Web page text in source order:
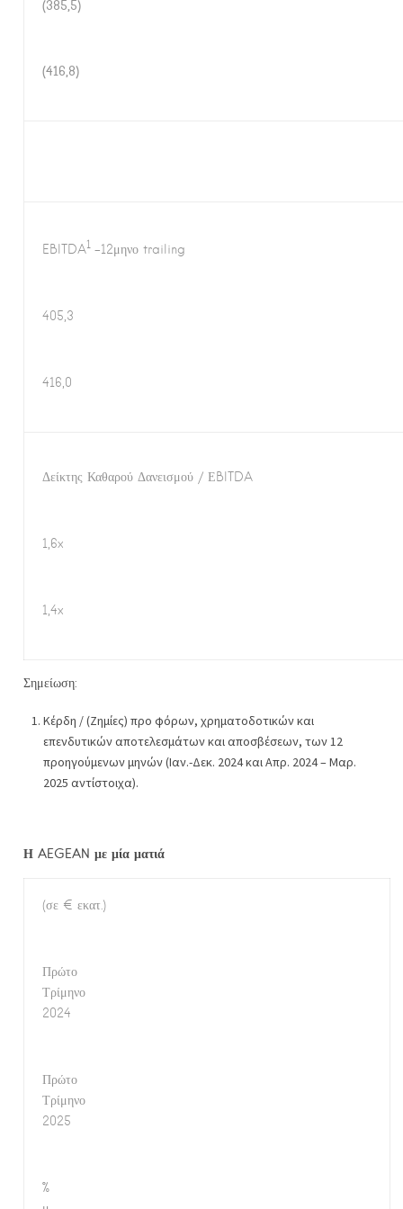
(385,5)
(416,8)
EBITDA1 -12μηνο trailing
405,3
416,0
Δείκτης Καθαρού Δανεισμού / ΕBITDA
1,6x
1,4x
Σημείωση:
Κέρδη / (Ζημίες) προ φόρων, χρηματοδοτικών και
επενδυτικών αποτελεσμάτων και αποσβέσεων, των 12
προηγούμενων μηνών (Ιαν.-Δεκ. 2024 και Απρ. 2024 – Μαρ.
2025 αντίστοιχα).
Η AEGEAN με μία ματιά
(σε € εκατ.)
Πρώτο
Τρίμηνο
2024
Πρώτο
Τρίμηνο
2025
%